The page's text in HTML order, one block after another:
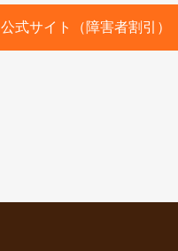
公式サイト（障害者割引）